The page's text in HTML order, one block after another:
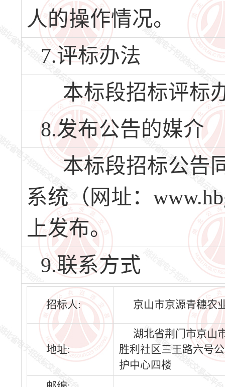
人的操作情况。
7.评标办法
本标段招标评标
8.发布公告的媒介
本标段招标公告
系统（网址：
上发布。
9.联系方式
招标人: 京山市京源青穗农
地址:
湖北省荆门市京山
胜利社区三王路六号
护中心四楼